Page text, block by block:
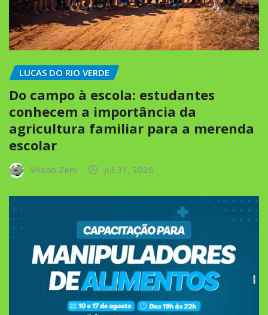
LUCAS DO RIO VERDE
Do campo à escola: estudantes
conhecem a importância da
agricultura familiar para a merenda
escolar
Vilson Zeni jul 31, 2026